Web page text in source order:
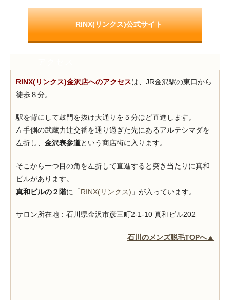
RINX(リンクス)公式サイト
RINX(リンクス)金沢店へのアクセスは、JR金沢駅の東口から
徒歩８分。
駅を背にして鼓門を抜け大通りを５分ほど直進します。
左手側の武蔵力辻交番を通り過ぎた先にあるアルテシマダを
左折し、 金沢表参道という商店街に入ります。
そこから一つ目の角を左折して直進すると突き当たりに真和
ビルがあります。
真和ビルの２階に「RINX(リンクス) 」が入っています。
サロン所在地：石川県金沢市彦三町2-1-10 真和ビル202
石川のメンズ脱毛TOPへ▲